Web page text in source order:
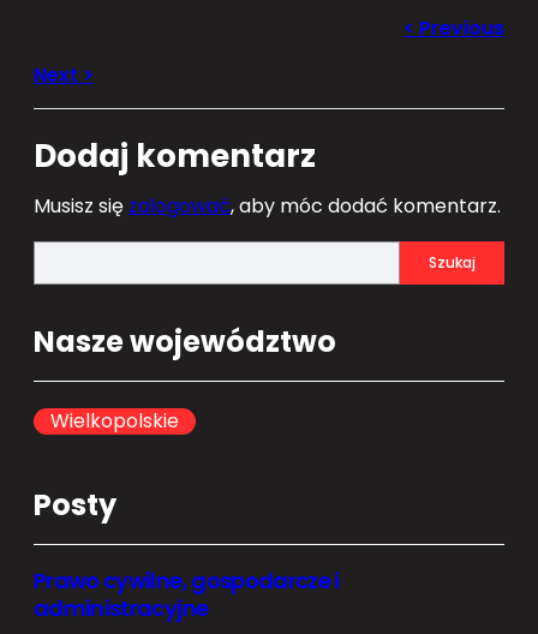
Dodaj komentarz
Musisz się zalogować, aby móc dodać komentarz.
e
r
c
h
Szukaj
Nasze województwo
Wielkopolskie
Posty
Prawo cywilne, gospodarcze i
administracyjne